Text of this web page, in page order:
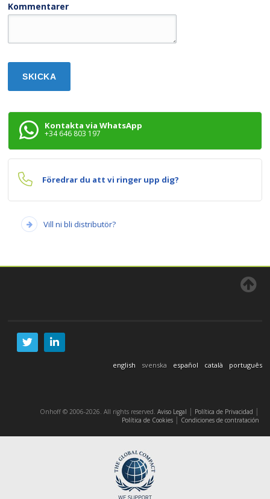
Kommentarer
Kontakta via WhatsApp
+34 646 803 197
Föredrar du att vi ringer upp dig?
Vill ni bli distributör?
english svenska español català português
Onhoff © 2006-2026. All rights reserved. Aviso Legal | Política de Privacidad |
Política de Cookies | Condiciones de contratación